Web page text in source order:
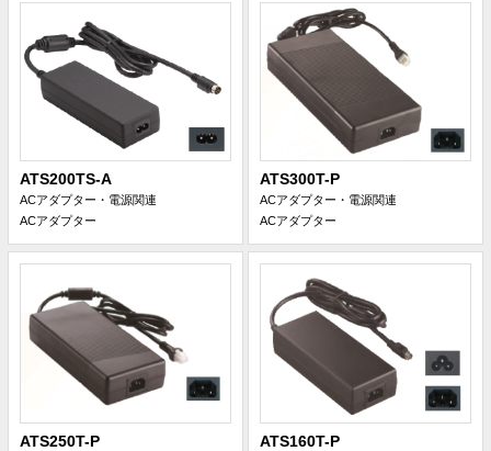
ATS200TS-A
ACアダプター・電源関連
ACアダプター
ATS300T-P
ACアダプター・電源関連
ACアダプター
ATS250T-P ATS160T-P